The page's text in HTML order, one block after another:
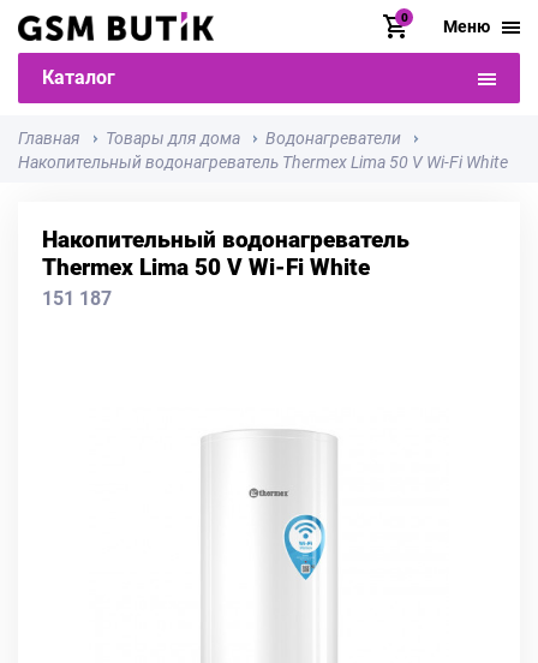
0 Меню
Каталог
Главная Товары для дома
Водонагреватели
Накопительный водонагреватель Thermex Lima 50 V Wi-Fi White
Накопительный водонагреватель
Thermex Lima 50 V Wi-Fi White
151 187